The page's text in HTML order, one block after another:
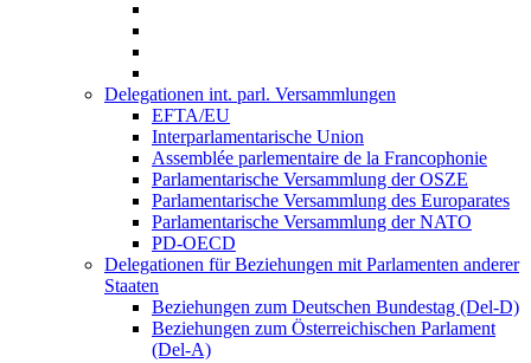
Delegationen int. parl. Versammlungen
EFTA/EU
Interparlamentarische Union
Assemblée parlementaire de la Francophonie
Parlamentarische Versammlung der OSZE
Parlamentarische Versammlung des Europarates
Parlamentarische Versammlung der NATO
PD-OECD
Delegationen für Beziehungen mit Parlamenten anderer
Staaten
Beziehungen zum Deutschen Bundestag (Del-D)
Beziehungen zum Österreichischen Parlament
(Del-A)